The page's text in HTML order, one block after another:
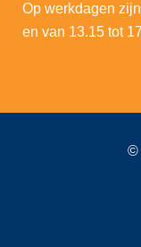
Op werkdagen
en van 13.15 tot
©